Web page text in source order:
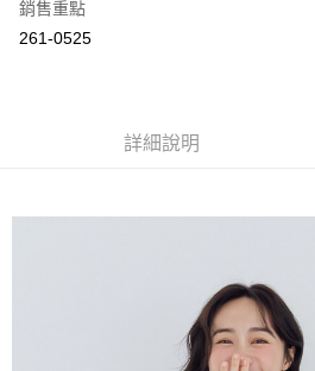
悠遊付
每筆NT$60，滿NT$2,000(含以上)免運費
銷售重點
261-0525
詳細說明